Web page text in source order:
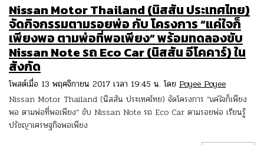
Nissan Motor Thailand (นิสสัน ประเทศไทย)
จัดกิจกรรมตามรอยพ่อ กับ โครงการ “แค่ใจก็
เพียงพอ ตามพ่อที่พอเพียง” พร้อมทดลองขับ
Nissan Note รถ Eco Car (นิสสัน อีโคคาร์) ใน
สังกัด
โพสต์เมื่อ 13 พฤศจิกายน 2017 เวลา 19:45 น. โดย Poyee Poyee
Nissan Motor Thailand (นิสสัน ประเทศไทย) จัดโครงการ “แค่ใจก็เพียง
พอ ตามพ่อที่พอเพียง” ขับ Nissan Note รถ Eco Car ตามรอยพ่อ เรียนรู้
ปรัชญาเศรษฐกิจพอเพียง